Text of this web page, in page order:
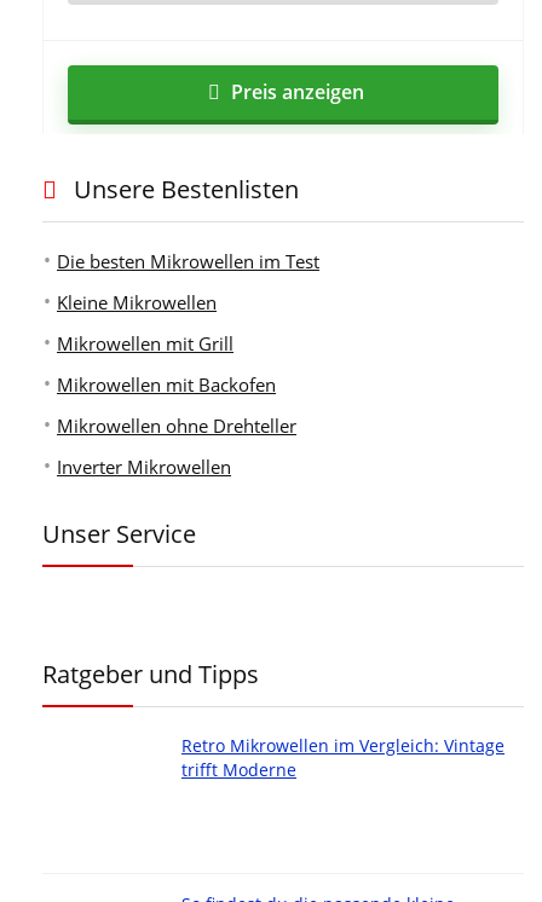
Preis anzeigen
Unsere Bestenlisten
Die besten Mikrowellen im Test
Kleine Mikrowellen
Mikrowellen mit Grill
Mikrowellen mit Backofen
Mikrowellen ohne Drehteller
Inverter Mikrowellen
Unser Service
Ratgeber und Tipps
Retro Mikrowellen im Vergleich: Vintage
trifft Moderne